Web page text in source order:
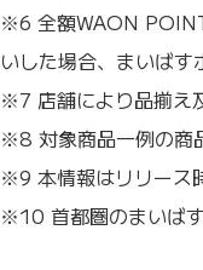
※6 全額WAON
いした場合、まいば
※7 店舗により品揃え
※8 対象商品一例の商
※9 本情報はリリース
※10 首都圏のまいば